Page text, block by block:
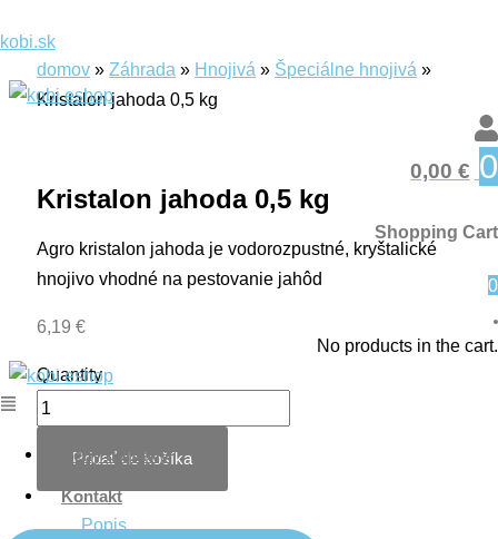
na
obsah
kobi.sk
0,00 € 0
Shopping Cart
0
No products in the cart.
Ceny dopravy
Kontakt
produkt
produkt
domov »Záhrada » Hnojivá » Špeciálne hnojivá »
Kristalon jahoda 0,5 kg
Kristalon jahoda 0,5 kg
Agro kristalon jahoda je vodorozpustné, kryštalické
hnojivo vhodné na pestovanie jahôd
6,19€
Quantity
Kristalon
jahoda
0,5
Pridať do košíka
Popis